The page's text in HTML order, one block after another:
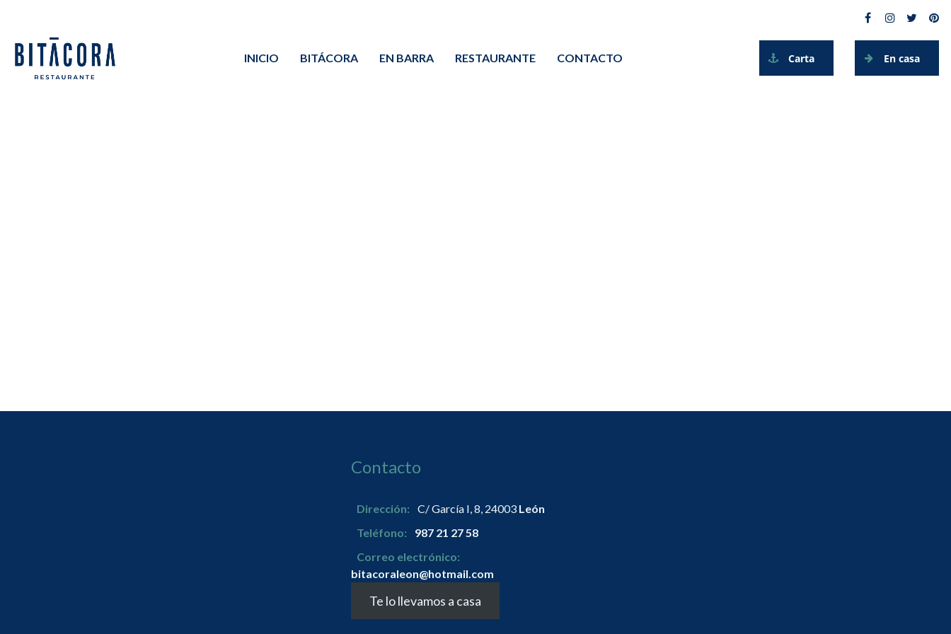
INICIO BITÁCORA EN BARRA RESTAURANTE CONTACTO Carta En casa
Contacto
Dirección: C/ García I, 8, 24003 León
Teléfono:
987 21 27 58
Correo electrónico:
bitacoraleon@hotmail.com
Te lo llevamos a casa